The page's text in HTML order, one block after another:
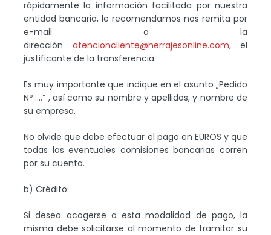
rápidamente la información facilitada por nuestra
entidad bancaria, le recomendamos nos remita por
e-mail a la
dirección atencioncliente@herrajesonline.com, el
justificante de la transferencia.
Es muy importante que indique en el asunto „Pedido
Nº ….“ , así como su nombre y apellidos, y nombre de
su empresa.
No olvide que debe efectuar el pago en EUROS y que
todas las eventuales comisiones bancarias corren
por su cuenta.
b) Crédito:
Si desea acogerse a esta modalidad de pago, la
misma debe solicitarse al momento de tramitar su